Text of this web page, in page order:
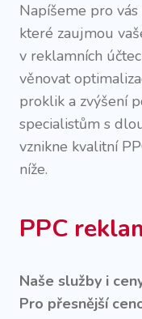
Napíšeme pro
které zaujmou
v reklamních
věnovat
proklik a zvýšení
specialistům s
vznikne kvalitní
níže.
PPC
Naše služby i
Pro přesnější